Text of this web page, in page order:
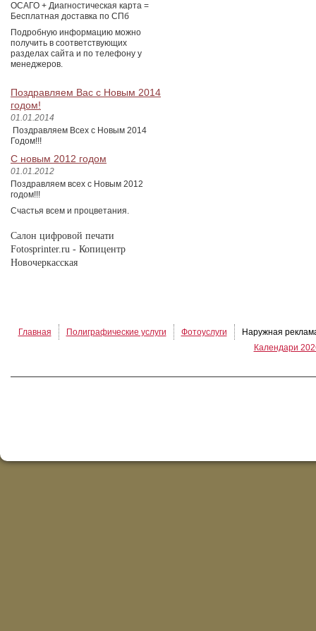
ОСАГО + Диагностическая карта =
Бесплатная доставка по СПб
Подробную информацию можно
получить в соответствующих
разделах сайта и по телефону у
менеджеров.
Поздравляем Вас с Новым 2014
годом!
01.01.2014
Поздравляем Всех с Новым 2014
Годом!!!
С новым 2012 годом
01.01.2012
Поздравляем всех с Новым 2012
годом!!!
Счастья всем и процветания.
Салон цифровой печати
Fotosprinter.ru - Копицентр
Новочеркасская
Главная Полиграфические услуги Фотоуслуги
Наружная
Календари